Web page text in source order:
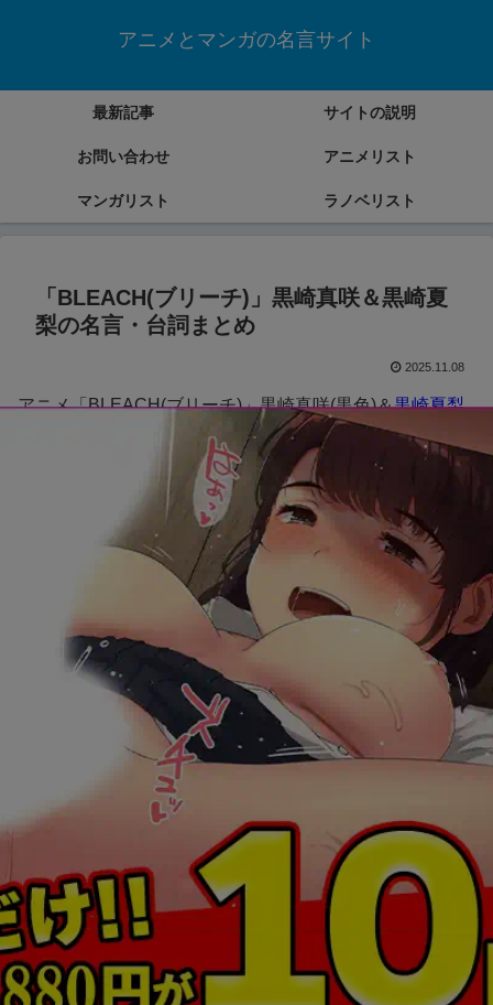
アニメとマンガの名言サイト
最新記事 サイトの説明
お問い合わせ アニメリスト
マンガリスト ラノベリスト
「BLEACH(ブリーチ)」黒崎真咲＆黒崎夏
梨の名言・台詞まとめ
2025.11.08
アニメ「BLEACH(ブリーチ)」黒崎真咲(黒色)＆黒崎夏梨
の名言・台詞をまとめていきます。
BLEACH 死神代行篇